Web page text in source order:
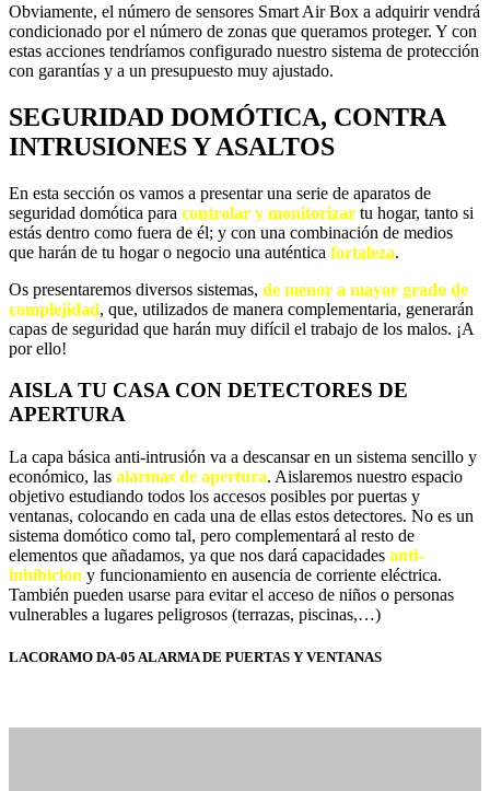
Obviamente, el número de sensores Smart Air Box a adquirir vendrá
condicionado por el número de zonas que queramos proteger. Y con
estas acciones tendríamos configurado nuestro sistema de protección
con garantías y a un presupuesto muy ajustado.
SEGURIDAD DOMÓTICA, CONTRA
INTRUSIONES Y ASALTOS
En esta sección os vamos a presentar una serie de aparatos de
seguridad domótica para controlar y monitorizar tu hogar, tanto si
estás dentro como fuera de él; y con una combinación de medios
que harán de tu hogar o negocio una auténtica fortaleza.
Os presentaremos diversos sistemas, de menor a mayor grado de
complejidad, que, utilizados de manera complementaria, generarán
capas de seguridad que harán muy difícil el trabajo de los malos. ¡A
por ello!
AISLA TU CASA CON DETECTORES DE
APERTURA
La capa básica anti-intrusión va a descansar en un sistema sencillo y
económico, las alarmas de apertura. Aislaremos nuestro espacio
objetivo estudiando todos los accesos posibles por puertas y
ventanas, colocando en cada una de ellas estos detectores. No es un
sistema domótico como tal, pero complementará al resto de
elementos que añadamos, ya que nos dará capacidades anti-
inhibición y funcionamiento en ausencia de corriente eléctrica.
También pueden usarse para evitar el acceso de niños o personas
vulnerables a lugares peligrosos (terrazas, piscinas,…)
LACORAMO DA-05 ALARMA DE PUERTAS Y VENTANAS